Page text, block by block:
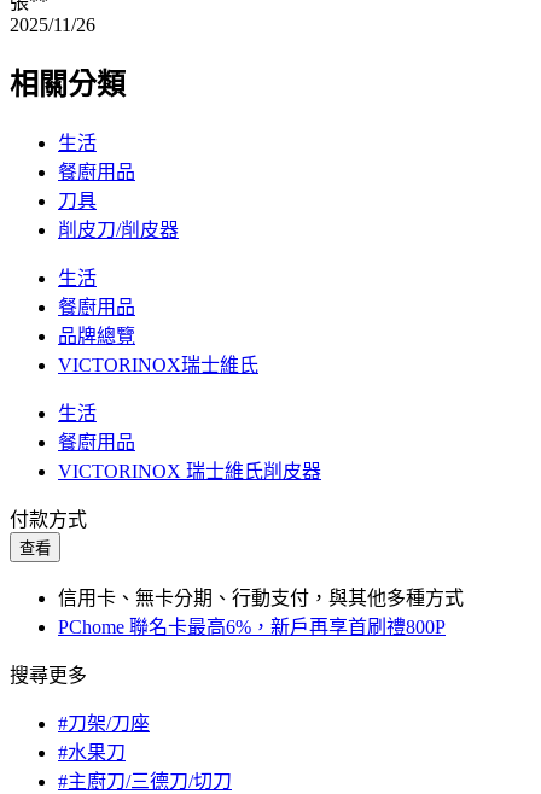
2025/11/26
相關分類
生活
餐廚用品
刀具
削皮刀/削皮器
生活
餐廚用品
品牌總覽
VICTORINOX瑞士維氏
生活
餐廚用品
VICTORINOX 瑞士維氏削皮器
付款方式
查看
信用卡、無卡分期、行動支付，與其他多種方式
PChome 聯名卡最高6%，新戶再享首刷禮800P
搜尋更多
#刀架/刀座
#水果刀
#主廚刀/三德刀/切刀